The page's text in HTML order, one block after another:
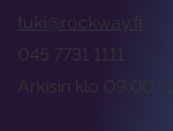
tuki@rockway.fi
Arkisin klo 09:00 -
045 7731 1111